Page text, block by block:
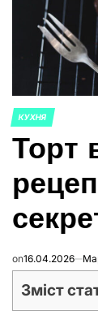
ОПУБЛИКОВАНО
В
КУХНЯ
Торт
on16.04.2026
Зміст